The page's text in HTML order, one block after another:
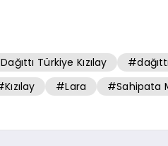
Türkiye Kızılay
#dağıttı
#Lara #Sahipata